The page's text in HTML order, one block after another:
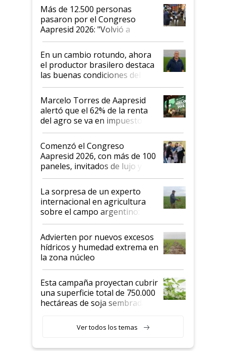
Más de 12.500 personas
pasaron por el Congreso
Aapresid 2026: "Volvió a
demostrar que hablar del
suelo es hablar de todo el
sistema productivo"
En un cambio rotundo, ahora
el productor brasilero destaca
las buenas condiciones del
agro argentino para invertir:
"Los veo más motivados"
Marcelo Torres de Aapresid
alertó que el 62% de la renta
del agro se va en impuestos:
"No es bueno que en
Argentina se sigan discutiendo
las mismas cosas de hace 50
años"
Comenzó el Congreso
Aapresid 2026, con más de 100
paneles, invitados de lujo y
todas las tendencias
La sorpresa de un experto
internacional en agricultura
sobre el campo argentino:
"Estoy muy impresionado"
Advierten por nuevos excesos
hídricos y humedad extrema en
la zona núcleo
Esta campaña proyectan cubrir
una superficie total de 750.000
hectáreas de soja sembradas
variedades que marcan un
salto tecnológico en genética y
Ver todos los temas